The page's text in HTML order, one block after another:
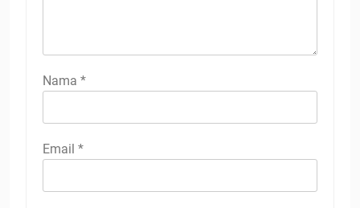
Nama *
Email *